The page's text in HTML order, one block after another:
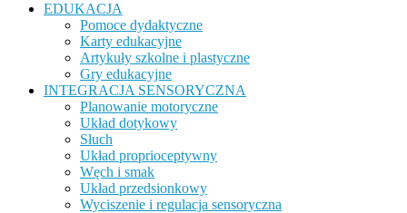
EDUKACJA
Pomoce dydaktyczne
Karty edukacyjne
Artykuły szkolne i plastyczne
Gry edukacyjne
INTEGRACJA SENSORYCZNA
Planowanie motoryczne
Układ dotykowy
Słuch
Układ proprioceptywny
Węch i smak
Układ przedsionkowy
Wyciszenie i regulacja sensoryczna